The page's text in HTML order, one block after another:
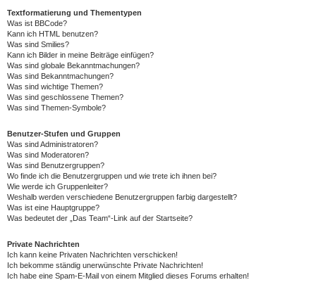
Textformatierung und Thementypen
Was ist BBCode?
Kann ich HTML benutzen?
Was sind Smilies?
Kann ich Bilder in meine Beiträge einfügen?
Was sind globale Bekanntmachungen?
Was sind Bekanntmachungen?
Was sind wichtige Themen?
Was sind geschlossene Themen?
Was sind Themen-Symbole?
Benutzer-Stufen und Gruppen
Was sind Administratoren?
Was sind Moderatoren?
Was sind Benutzergruppen?
Wo finde ich die Benutzergruppen und wie trete ich ihnen bei?
Wie werde ich Gruppenleiter?
Weshalb werden verschiedene Benutzergruppen farbig dargestellt?
Was ist eine Hauptgruppe?
Was bedeutet der „Das Team“-Link auf der Startseite?
Private Nachrichten
Ich kann keine Privaten Nachrichten verschicken!
Ich bekomme ständig unerwünschte Private Nachrichten!
Ich habe eine Spam-E-Mail von einem Mitglied dieses Forums erhalten!